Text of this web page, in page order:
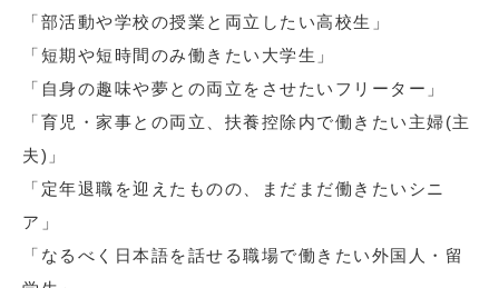
「部活動や学校の授業と両立したい高校生」
「短期や短時間のみ働きたい大学生」
「自身の趣味や夢との両立をさせたいフリーター」
「育児・家事との両立、扶養控除内で働きたい主婦(主
夫)」
「定年退職を迎えたものの、まだまだ働きたいシニ
ア」
「なるべく日本語を話せる職場で働きたい外国人・留